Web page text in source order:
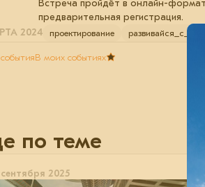
Встреча пройдёт в онлайн-
предварительная регистрация.
2024
проектирование развивайся_с_нами
В моих событиях
по теме
2025